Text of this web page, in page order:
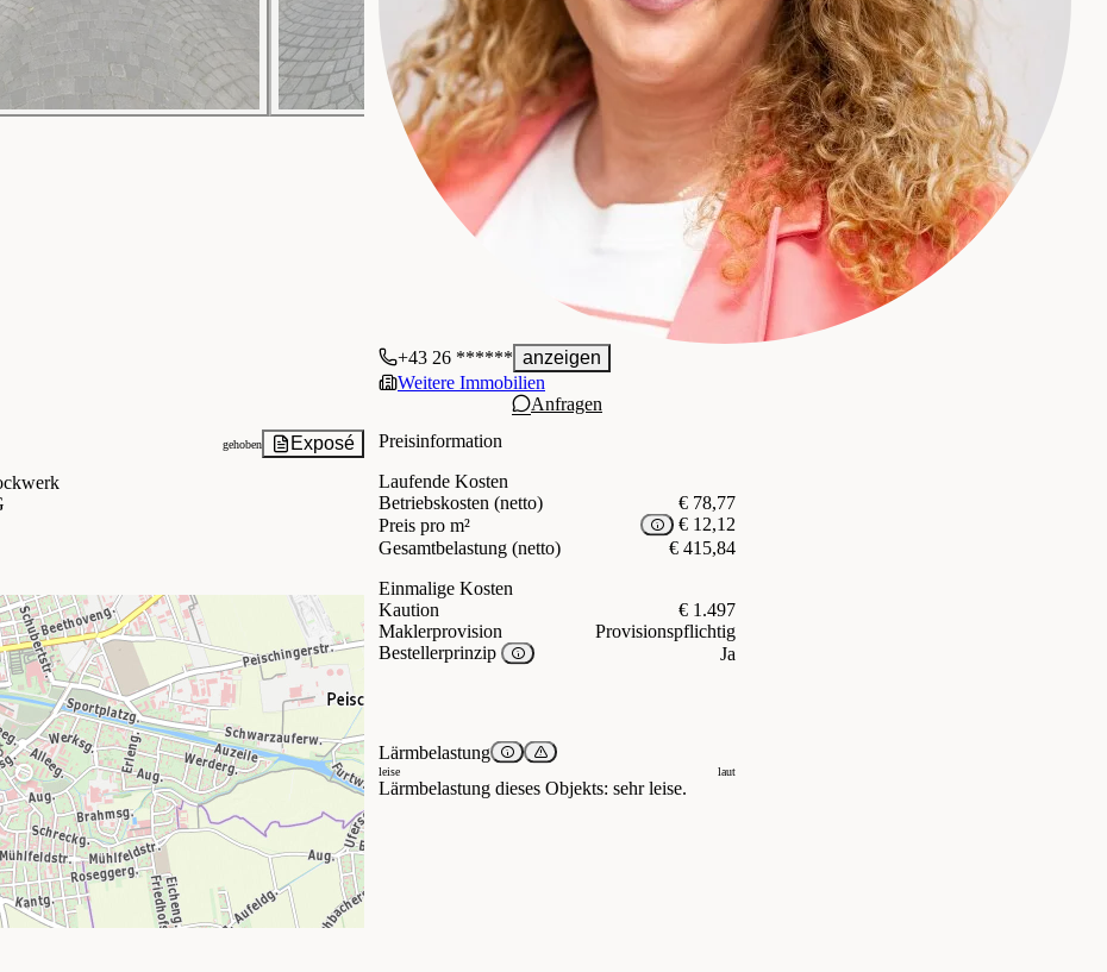
gehoben
Exposé
Lärmbelastung
leise laut
Lärmbelastung dieses Objekts: sehr leise.
Preisinformation
Laufende Kosten
Betriebskosten (netto)
€ 78,77
Preis pro m²
€ 12,12
Gesamtbelastung (netto)
€ 415,84
Einmalige Kosten
Kaution
€ 1.497
Maklerprovision
Provisionspflichtig
Bestellerprinzip
Ja
+43 26 ****** anzeigen
Weitere Immobilien
Anfragen